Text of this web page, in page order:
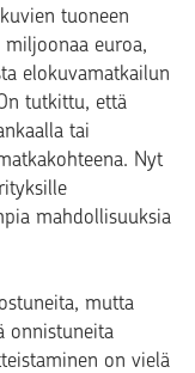
tuoneen
euroa,
elokuvamatkailun
tutkittu, että
tai
Nyt
mahdollisuuksia
mutta
onnistuneita
on vielä